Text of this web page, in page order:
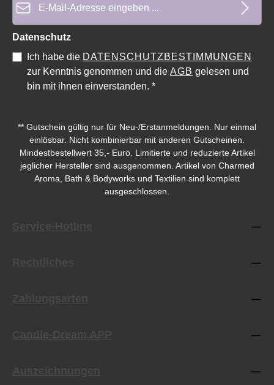
Durchschnittliche Bewertung von 0 von 5 SternenDurchschnittliche
Datenschutz
Ich habe die DATENSCHUTZBESTIMMUNGEN
zur Kenntnis genommen und die AGB gelesen und
bin mit ihnen einverstanden. *
** Gutschein gültig nur für Neu-/Erstanmeldungen. Nur einmal
einlösbar. Nicht kombinierbar mit anderen Gutscheinen.
Mindestbestellwert 35,- Euro. Limitierte und reduzierte Artikel
jeglicher Hersteller sind ausgenommen. Artikel von Charmed
Aroma, Bath & Bodyworks und Textilien sind komplett
ausgeschlossen.